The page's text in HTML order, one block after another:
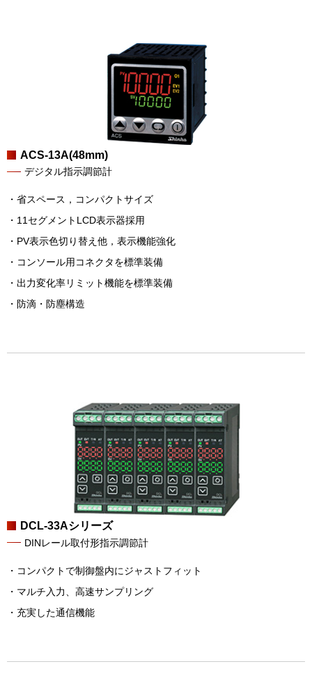
ACS-13A(48mm)
デジタル指示調節計
・省スペース，コンパクトサイズ
・11セグメントLCD表示器採用
・PV表示色切り替え他，表示機能強化
・コンソール用コネクタを標準装備
・出力変化率リミット機能を標準装備
・防滴・防塵構造
DCL-33Aシリーズ
DINレール取付形指示調節計
・コンパクトで制御盤内にジャストフィット
・マルチ入力、高速サンプリング
・充実した通信機能